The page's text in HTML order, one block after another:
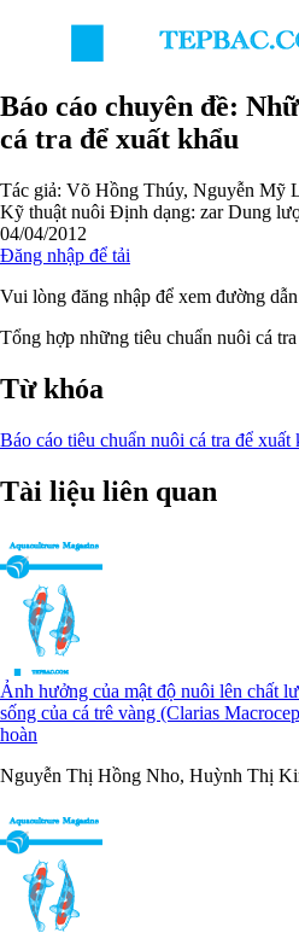
Báo cáo chuyên đề:
cá tra để xuất khẩu
Tác giả: Võ Hồng Thúy, Nguyễn Mỹ
Kỹ thuật nuôi Định dạng: zar Dung
04/04/2012
Đăng nhập để tải
Vui lòng đăng nhập để xem đường
Tổng hợp những tiêu chuẩn nuôi cá
Từ khóa
Báo cáo tiêu chuẩn nuôi cá tra để xuất
Tài liệu liên quan
Ảnh hưởng của mật độ nuôi lên chất
sống của cá trê vàng (Clarias
hoàn
Nguyễn Thị Hồng Nho, Huỳnh Thị